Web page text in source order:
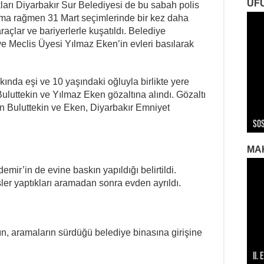
Diyarbakır Sur Belediyesi de bu sabah polis
rağmen 31 Mart seçimlerinde bir kez daha
ve bariyerlerle kuşatıldı. Belediye
Meclis Üyesi Yılmaz Eken’in evleri basılarak
eşi ve 10 yaşındaki oğluyla birlikte yere
ve Yılmaz Eken gözaltına alındı. Gözaltı
Buluttekin ve Eken, Diyarbakır Emniyet
de evine baskın yapıldığı belirtildi.
yaptıkları aramadan sonra evden ayrıldı.
aramaların sürdüğü belediye binasına girişine